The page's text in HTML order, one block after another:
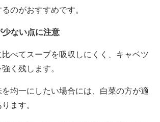
のがおすすめです。
少ない点に注意
べてスープを吸収しにくく、キャベツ
く残します。
均一にしたい場合には、白菜の方が適
ます。